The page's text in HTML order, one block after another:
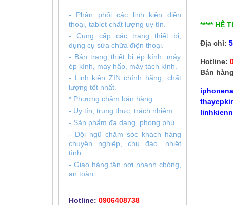
***** HỆ
Địa chỉ:
Hotline:
Bán
- Phân phối các linh kiện điện
thoại, tablet chất lượng uy tín.
- Cung cấp các trang thiết bị,
dụng cụ sửa chữa điện thoại.
- Bán trang thiết bị ép kính: máy
ép kính, máy hấp, máy tách kính.
- Linh kiện ZIN chính hãng, chất
lượng tốt nhất.
* Phương châm bán hàng:
- Uy tín, trung thực, trách nhiệm.
- Sản phẩm đa dạng, phong phú.
- Đội ngũ chăm sóc khách hàng
chuyên nghiệp, chu đáo, nhiệt
tình.
- Giao hàng tận nơi nhanh chóng,
an toàn.
Hotline: 0906408738